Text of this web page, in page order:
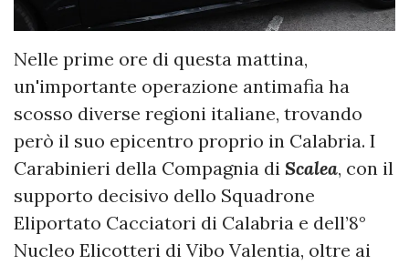
​Nelle prime ore di questa mattina,
un'importante operazione antimafia ha
scosso diverse regioni italiane, trovando
però il suo epicentro proprio in Calabria. I
Carabinieri della Compagnia di Scalea, con il
supporto decisivo dello Squadrone
Eliportato Cacciatori di Calabria e dell’8°
Nucleo Elicotteri di Vibo Valentia, oltre ai